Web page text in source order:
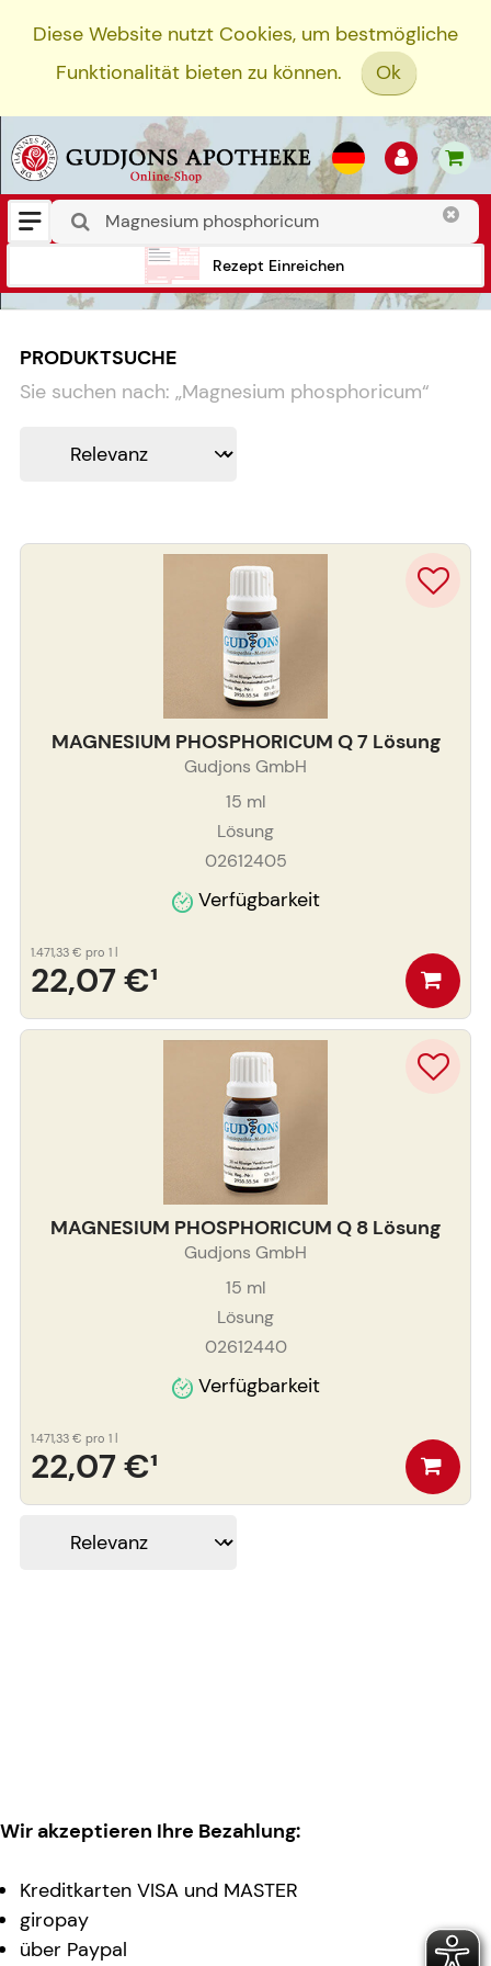
Diese Website nutzt Cookies, um bestmögliche
Funktionalität bieten zu können.
Ok
Rezept Einreichen
PRODUKTSUCHE
Sie suchen nach: „Magnesium phosphoricum“
MAGNESIUM PHOSPHORICUM Q 7 Lösung
Gudjons GmbH
15 ml
Lösung
02612405
Verfügbarkeit
22,07 €¹
1.471,33 € pro 1 l
MAGNESIUM PHOSPHORICUM Q 8 Lösung
Gudjons GmbH
15 ml
Lösung
02612440
Verfügbarkeit
22,07 €¹
1.471,33 € pro 1 l
Wir akzeptieren Ihre Bezahlung:
Kreditkarten VISA und MASTER
giropay
über Paypal